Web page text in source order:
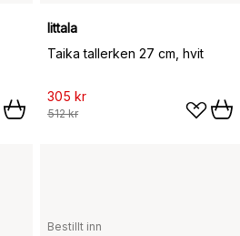
Iittala
Taika tallerken 27 cm, hvit
305 kr
512 kr
Bestillt inn